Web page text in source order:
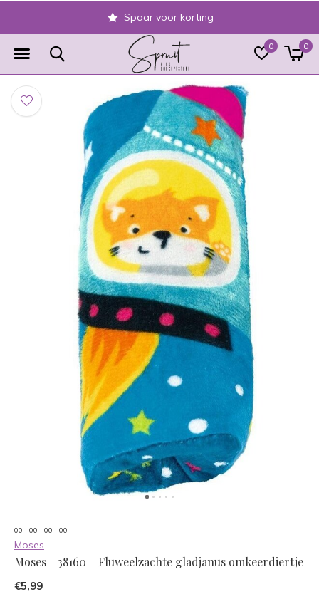
0 0
Spaar voor korting
00 : 00 : 00 : 00
Moses
Moses - 38160 – Fluweelzachte gladjanus omkeerdiertje
€5,99